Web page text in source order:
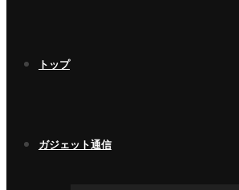
トップ
ガジェット通信